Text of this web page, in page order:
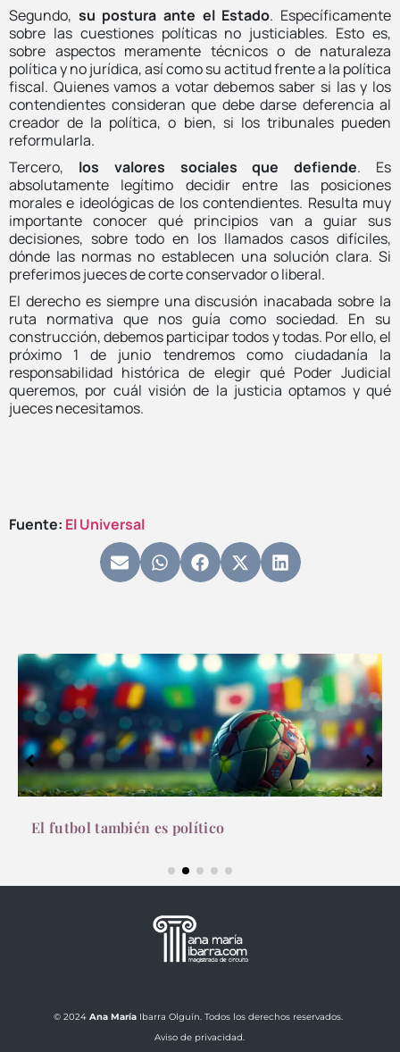
Segundo, su postura ante el Estado. Específicamente
sobre las cuestiones políticas no justiciables. Esto es,
sobre aspectos meramente técnicos o de naturaleza
política y no jurídica, así como su actitud frente a la política
fiscal. Quienes vamos a votar debemos saber si las y los
contendientes consideran que debe darse deferencia al
creador de la política, o bien, si los tribunales pueden
reformularla.
Tercero, los valores sociales que defiende. Es
absolutamente legítimo decidir entre las posiciones
morales e ideológicas de los contendientes. Resulta muy
importante conocer qué principios van a guiar sus
decisiones, sobre todo en los llamados casos difíciles,
dónde las normas no establecen una solución clara. Si
preferimos jueces de corte conservador o liberal.
El derecho es siempre una discusión inacabada sobre la
ruta normativa que nos guía como sociedad. En su
construcción, debemos participar todos y todas. Por ello, el
próximo 1 de junio tendremos como ciudadanía la
responsabilidad histórica de elegir qué Poder Judicial
queremos, por cuál visión de la justicia optamos y qué
jueces necesitamos.
Fuente: El Universal
Derecho al dolor
© 2024Ana María Ibarra Olguín. Todos los derechos reservados.
Aviso de privacidad.